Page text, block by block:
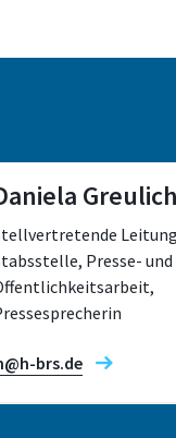
Greulich
Presse- und
brs.de